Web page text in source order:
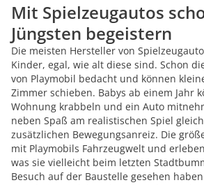
Mit Spielzeugautos
Jüngsten begeistern
Die meisten Hersteller von
Kinder, egal, wie alt diese sind. Schon
von Playmobil bedacht und können
Zimmer schieben. Babys ab einem Jahr
Wohnung krabbeln und ein Auto
neben Spaß am realistischen Spiel
zusätzlichen Bewegungsanreiz. Die
mit Playmobils Fahrzeugwelt und
was sie vielleicht beim letzten
Besuch auf der Baustelle gesehen